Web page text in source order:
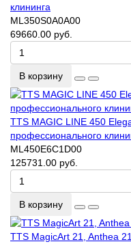
клининга
ML350S0A0A00
69660.00 руб.
В корзину
TTS MAGIC LINE 450
профессионального
ML450E6C1D00
125731.00 руб.
В корзину
TTS MagicArt 21, Anthea